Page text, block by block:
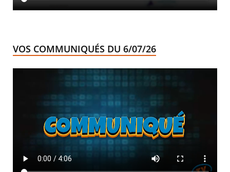
VOS COMMUNIQUÉS DU 6/07/26